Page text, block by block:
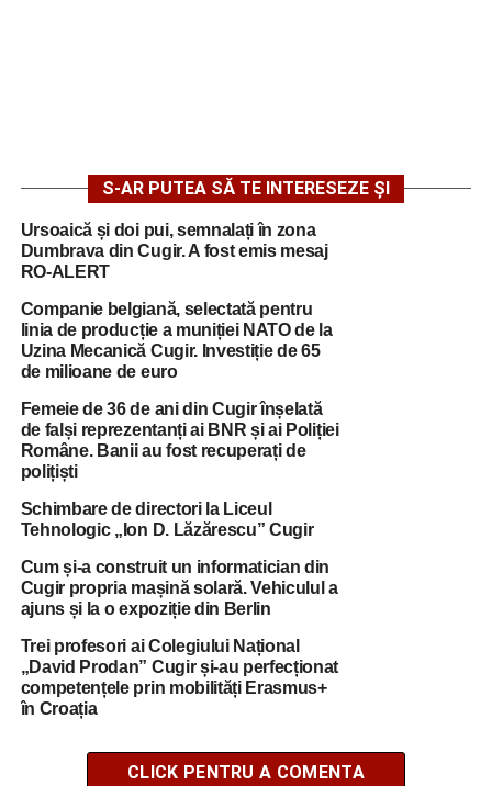
S-AR PUTEA SĂ TE INTERESEZE ȘI
Ursoaică și doi pui, semnalați în zona
Dumbrava din Cugir. A fost emis mesaj
RO-ALERT
Companie belgiană, selectată pentru
linia de producție a muniției NATO de la
Uzina Mecanică Cugir. Investiție de 65
de milioane de euro
Femeie de 36 de ani din Cugir înșelată
de falși reprezentanți ai BNR și ai Poliției
Române. Banii au fost recuperați de
polițiști
Schimbare de directori la Liceul
Tehnologic „Ion D. Lăzărescu” Cugir
Cum și-a construit un informatician din
Cugir propria mașină solară. Vehiculul a
ajuns și la o expoziție din Berlin
Trei profesori ai Colegiului Național
„David Prodan” Cugir și-au perfecționat
competențele prin mobilități Erasmus+
în Croația
CLICK PENTRU A COMENTA